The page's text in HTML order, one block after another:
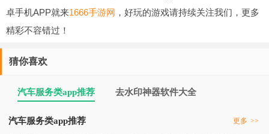
卓手机APP就来1666手游网 ，好玩的游戏请持续关注我们，更多
精彩不容错过！
猜你喜欢
汽车服务类app推荐 去水印神器软件大全
汽车服务类app推荐 更多 >>